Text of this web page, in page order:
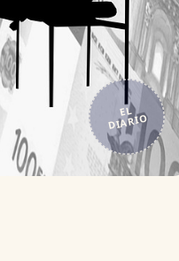
EL
DIARIO